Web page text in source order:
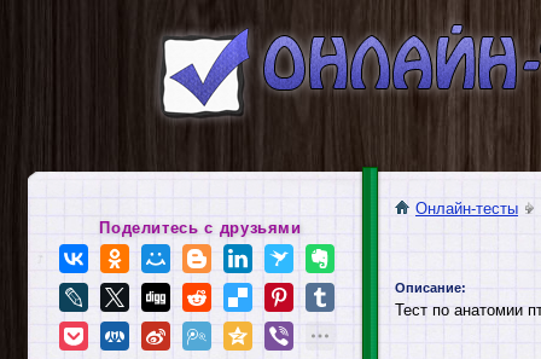
Онлайн-тесты
Описание:
Тест по анатомии
Поделитесь с друзьями